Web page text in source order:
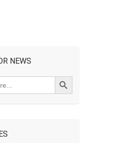
NEWS
SEARCH BUTTON